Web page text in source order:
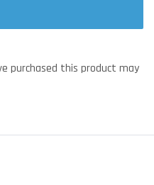
purchased this product may